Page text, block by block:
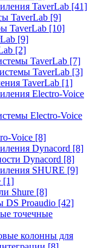
TaverLab [41]
TaverLab [9]
TaverLab [10]
[9]
[2]
TaverLab [7]
TaverLab [3]
TaverLab [1]
Electro-Voice
Electro-Voice
Voice [8]
Dynacord [8]
Dynacord [8]
SHURE [9]
[1]
Shure [8]
DS Proaudio [42]
точечные
колонны для